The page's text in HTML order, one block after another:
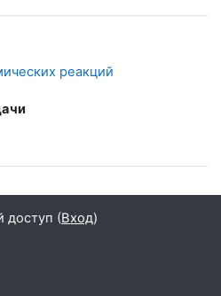
реакций
доступ (Вход)